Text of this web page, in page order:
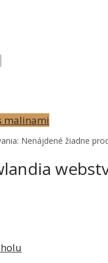
malinami
Nenájdené žiadne